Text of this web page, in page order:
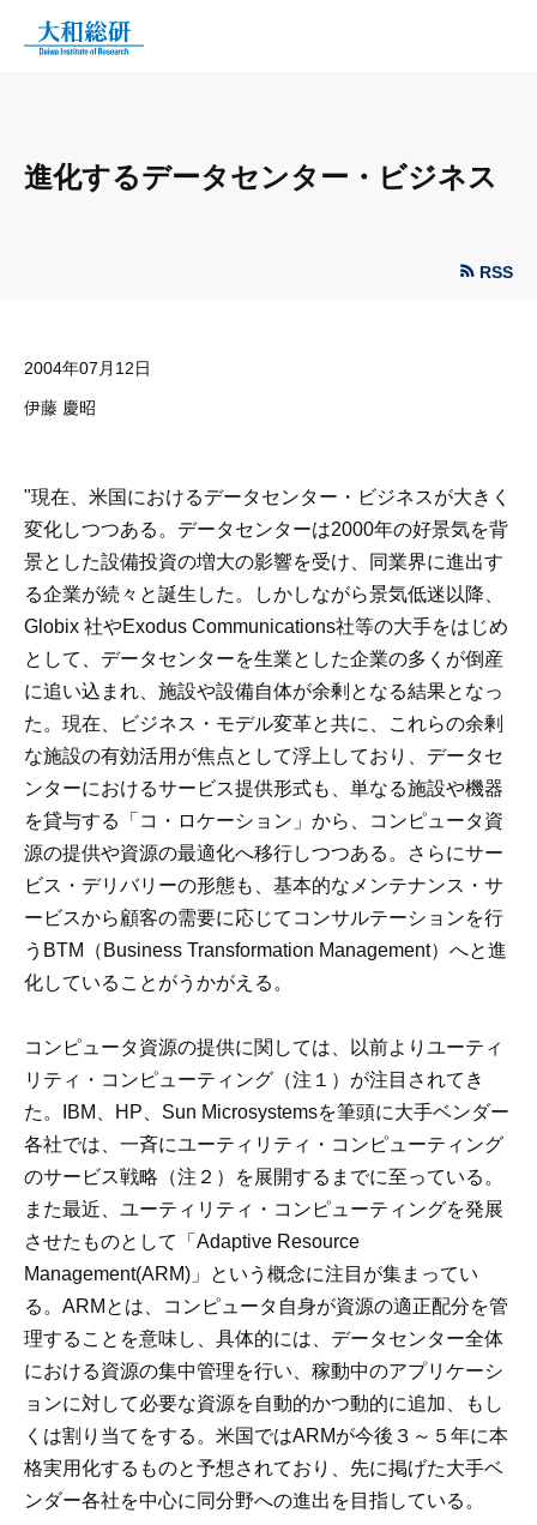
進化するデータセンター・ビジネス
RSS
2004年07月12日
伊藤 慶昭
"現在、米国におけるデータセンター・ビジネスが大きく
変化しつつある。データセンターは2000年の好景気を背
景とした設備投資の増大の影響を受け、同業界に進出す
る企業が続々と誕生した。しかしながら景気低迷以降、
Globix 社やExodus Communications社等の大手をはじめ
として、データセンターを生業とした企業の多くが倒産
に追い込まれ、施設や設備自体が余剰となる結果となっ
た。現在、ビジネス・モデル変革と共に、これらの余剰
な施設の有効活用が焦点として浮上しており、データセ
ンターにおけるサービス提供形式も、単なる施設や機器
を貸与する「コ・ロケーション」から、コンピュータ資
源の提供や資源の最適化へ移行しつつある。さらにサー
ビス・デリバリーの形態も、基本的なメンテナンス・サ
ービスから顧客の需要に応じてコンサルテーションを行
うBTM（Business Transformation Management）へと進
化していることがうかがえる。
コンピュータ資源の提供に関しては、以前よりユーティ
リティ・コンピューティング（注１）が注目されてき
た。IBM、HP、Sun Microsystemsを筆頭に大手ベンダー
各社では、一斉にユーティリティ・コンピューティング
のサービス戦略（注２）を展開するまでに至っている。
また最近、ユーティリティ・コンピューティングを発展
させたものとして「Adaptive Resource
Management(ARM)」という概念に注目が集まってい
る。ARMとは、コンピュータ自身が資源の適正配分を管
理することを意味し、具体的には、データセンター全体
における資源の集中管理を行い、稼動中のアプリケーシ
ョンに対して必要な資源を自動的かつ動的に追加、もし
くは割り当てをする。米国ではARMが今後３～５年に本
格実用化するものと予想されており、先に掲げた大手ベ
ンダー各社を中心に同分野への進出を目指している。